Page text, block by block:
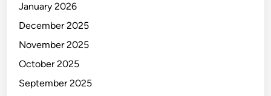
January 2026
December 2025
November 2025
October 2025
September 2025